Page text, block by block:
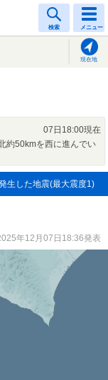
検索 メニュー
現在地
07日18:00現在
約50kmを西に進んでい
生した地震(最大震度1)
年12月07日18:36発表